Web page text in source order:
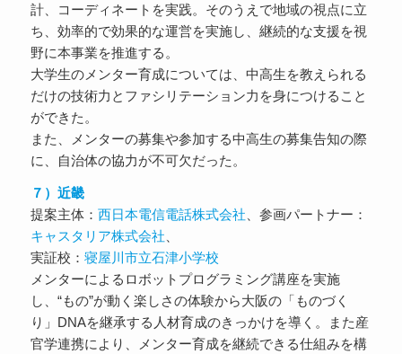
計、コーディネートを実践。そのうえで地域の視点に立
ち、効率的で効果的な運営を実施し、継続的な支援を視
野に本事業を推進する。
大学生のメンター育成については、中高生を教えられる
だけの技術力とファシリテーション力を身につけること
ができた。
また、メンターの募集や参加する中高生の募集告知の際
に、自治体の協力が不可欠だった。
７）近畿
提案主体： 西日本電信電話株式会社 、参画パートナー：
キャスタリア株式会社
実証校： 寝屋川市立石津小学校
メンターによるロボットプログラミング講座を実施
し、“もの”が動く楽しさの体験から大阪の「ものづく
り」DNAを継承する人材育成のきっかけを導く。また産
官学連携により、メンター育成を継続できる仕組みを構